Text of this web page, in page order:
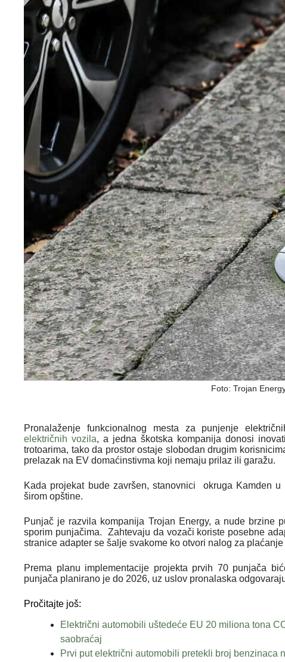
Foto: Trojan
Pronalaženje funkcionalnog mesta za punjenje
električnih vozila, a jedna škotska kompanija donosi
trotoarima, tako da prostor ostaje slobodan drugim
prelazak na EV domaćinstivma koji nemaju prilaz ili garažu.
Kada projekat bude završen, stanovnici okruga Kamden
širom opštine.
Punjač je razvila kompanija Trojan Energy, a nude brzine
sporim punjačima. Zahtevaju da vozači koriste posebne
stranice adapter se šalje svakome ko otvori nalog za
Prema planu implementacije projekta prvih 70 punjača
punjača planirano je do 2026, uz uslov pronalaska
Pročitajte još:
Električni automobili uštedeće EU 20 miliona tona
saobraćaj
Prvi put električni automobili pretekli broj benzinaca